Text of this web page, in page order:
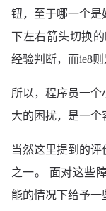
<td
<td
钮，至于哪一个是
下左右箭头切换
经验判断，而ie8
所以，程序员一个
大的困扰，是一个
当然这里提到的
之一。 面对这些
能的情况下给予一